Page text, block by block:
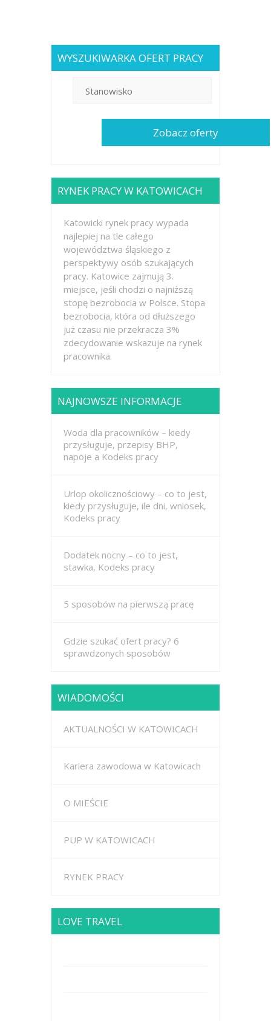
WYSZUKIWARKA OFERT PRACY
RYNEK PRACY W KATOWICACH
Katowicki rynek pracy wypada
najlepiej na tle całego
województwa śląskiego z
perspektywy osób szukających
pracy. Katowice zajmują 3.
miejsce, jeśli chodzi o najniższą
stopę bezrobocia w Polsce. Stopa
bezrobocia, która od dłuższego
już czasu nie przekracza 3%
zdecydowanie wskazuje na rynek
pracownika.
NAJNOWSZE INFORMACJE
Woda dla pracowników – kiedy
przysługuje, przepisy BHP,
napoje a Kodeks pracy
Urlop okolicznościowy – co to jest,
kiedy przysługuje, ile dni, wniosek,
Kodeks pracy
Dodatek nocny – co to jest,
stawka, Kodeks pracy
5 sposobów na pierwszą pracę
Gdzie szukać ofert pracy? 6
sprawdzonych sposobów
WIADOMOŚCI
AKTUALNOŚCI W KATOWICACH
Kariera zawodowa w Katowicach
O MIEŚCIE
PUP W KATOWICACH
RYNEK PRACY
LOVE TRAVEL